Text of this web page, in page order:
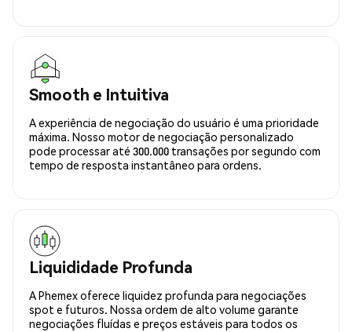
Smooth e Intuitiva
A experiência de negociação do usuário é uma prioridade
máxima. Nosso motor de negociação personalizado
pode processar até 300.000 transações por segundo com
tempo de resposta instantâneo para ordens.
Liquididade Profunda
A Phemex oferece liquidez profunda para negociações
spot e futuros. Nossa ordem de alto volume garante
negociações fluídas e preços estáveis para todos os